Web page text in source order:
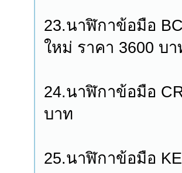
23.นาฬิกาข้อมือ
ใหม่ ราคา 3600 บา
24.นาฬิกาข้อมือ
บาท
25.นาฬิกาข้อมือ